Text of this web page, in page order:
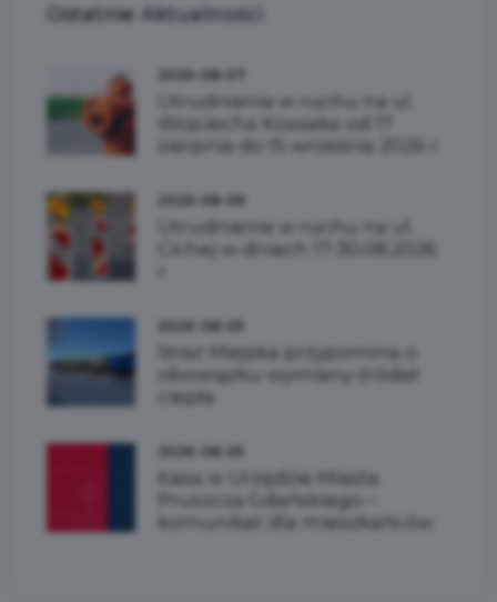
Ostatnie Aktualności
2026-08-07
Utrudnienia w ruchu na ul.
Wojciecha Kossaka od 17
sierpnia do 15 września 2026 r.
2026-08-06
Utrudnienia w ruchu na ul.
Cichej w dniach 17-30.08.2026
2026-08-05
Straż Miejska przypomina o
obowiązku wymiany źródeł
ciepła
2026-08-05
Kasa w Urzędzie Miasta
Pruszcza Gdańskiego –
komunikat dla mieszkańców